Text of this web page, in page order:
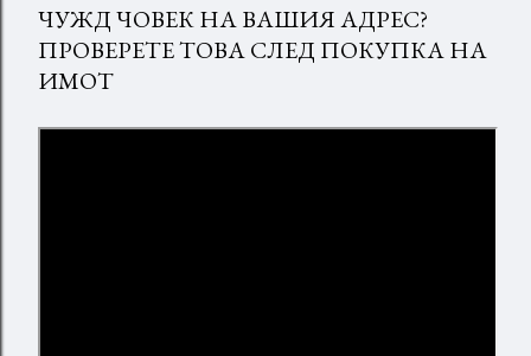
ЧУЖД ЧОВЕК НА ВАШИЯ АДРЕС?
ПРОВЕРЕТЕ ТОВА СЛЕД ПОКУПКА НА
ИМОТ